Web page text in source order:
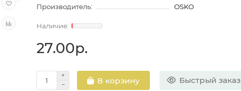
Производитель:
OSKO
27.00р.
В корзину Быстрый заказ